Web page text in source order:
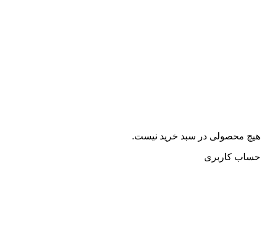
هیچ محصولی در سبد خرید نیست.
حساب کاربری